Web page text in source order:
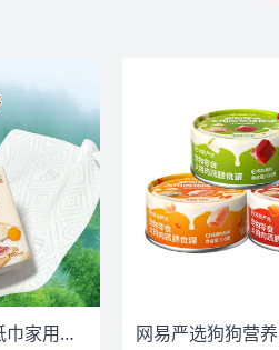
丝飘悬挂式厨房纸巾家用实惠装